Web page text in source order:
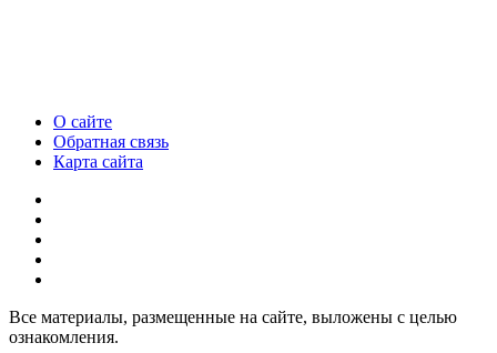
О сайте
Обратная связь
Карта сайта
Все материалы, размещенные на сайте, выложены с целью
ознакомления.